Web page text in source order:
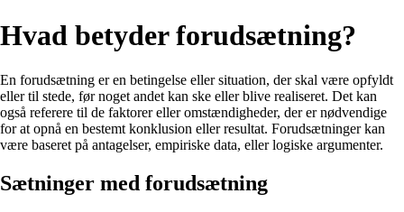
Hvad betyder forudsætning?
En forudsætning er en betingelse eller situation, der skal være opfyldt
eller til stede, før noget andet kan ske eller blive realiseret. Det kan
også referere til de faktorer eller omstændigheder, der er nødvendige
for at opnå en bestemt konklusion eller resultat. Forudsætninger kan
være baseret på antagelser, empiriske data, eller logiske argumenter.
Sætninger med forudsætning